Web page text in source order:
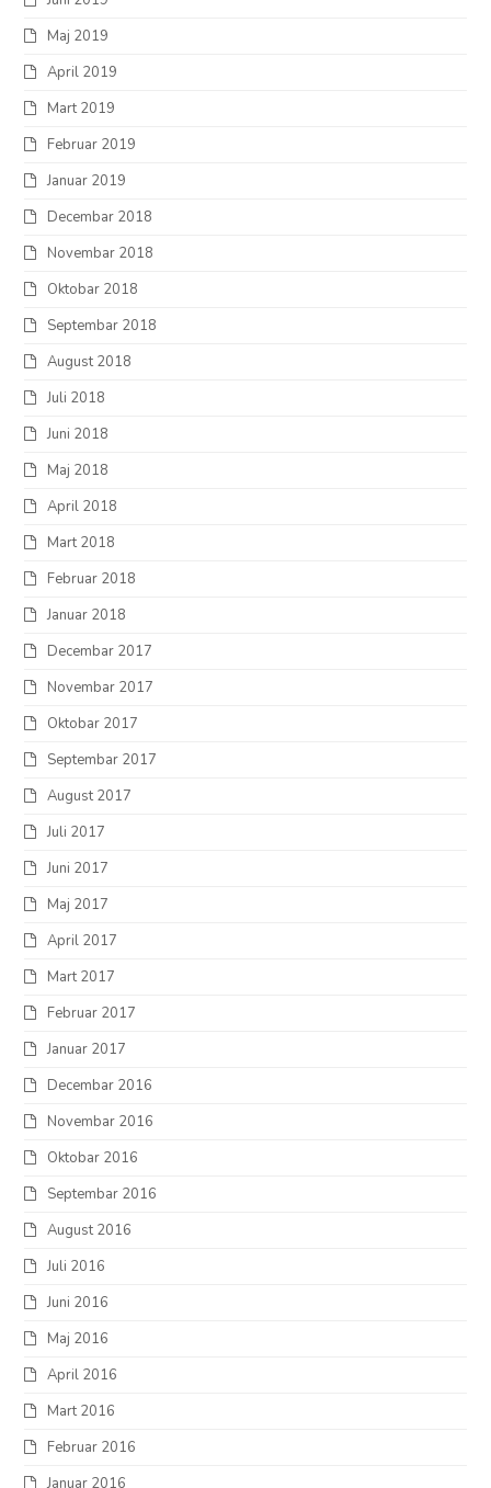
Maj 2019
April 2019
Mart 2019
Februar 2019
Januar 2019
Decembar 2018
Novembar 2018
Oktobar 2018
Septembar 2018
August 2018
Juli 2018
Juni 2018
Maj 2018
April 2018
Mart 2018
Februar 2018
Januar 2018
Decembar 2017
Novembar 2017
Oktobar 2017
Septembar 2017
August 2017
Juli 2017
Juni 2017
Maj 2017
April 2017
Mart 2017
Februar 2017
Januar 2017
Decembar 2016
Novembar 2016
Oktobar 2016
Septembar 2016
August 2016
Juli 2016
Juni 2016
Maj 2016
April 2016
Mart 2016
Februar 2016
Januar 2016